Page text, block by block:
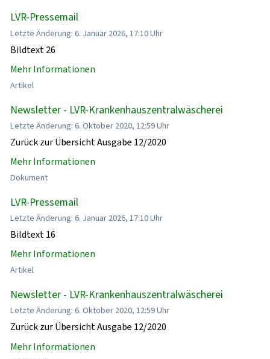
LVR-Pressemail
Letzte Änderung: 6. Januar 2026, 17:10 Uhr
Bildtext 26
Mehr Informationen
Artikel
Newsletter - LVR-Krankenhauszentralwäscherei
Letzte Änderung: 6. Oktober 2020, 12:59 Uhr
Zurück zur Übersicht Ausgabe 12/2020
Mehr Informationen
Dokument
LVR-Pressemail
Letzte Änderung: 6. Januar 2026, 17:10 Uhr
Bildtext 16
Mehr Informationen
Artikel
Newsletter - LVR-Krankenhauszentralwäscherei
Letzte Änderung: 6. Oktober 2020, 12:59 Uhr
Zurück zur Übersicht Ausgabe 12/2020
Mehr Informationen